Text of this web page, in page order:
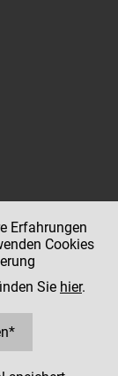
Erfahrungen
Cookies
Sie hier.